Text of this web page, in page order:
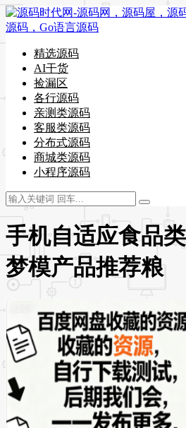
精选源码
AI干货
捡漏区
各行源码
亲测类源码
客服类源码
分布式源码
商城类源码
小程序源码
手机自适应食品
梦模产品推荐粮